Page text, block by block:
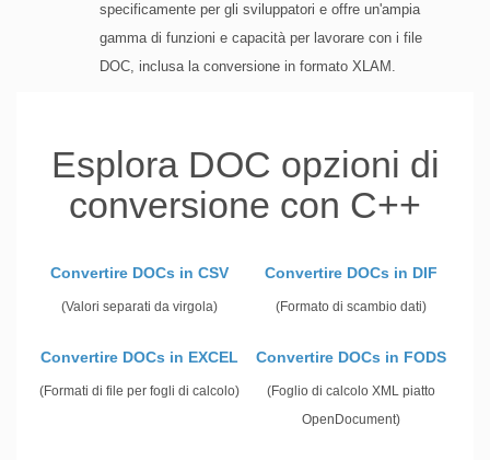
specificamente per gli sviluppatori e offre un'ampia
gamma di funzioni e capacità per lavorare con i file
DOC, inclusa la conversione in formato XLAM.
Esplora DOC opzioni di
conversione con C++
Convertire DOCs in CSV
(Valori separati da virgola)
Convertire DOCs in DIF
(Formato di scambio dati)
Convertire DOCs in EXCEL
(Formati di file per fogli di calcolo)
Convertire DOCs in FODS
(Foglio di calcolo XML piatto
OpenDocument)